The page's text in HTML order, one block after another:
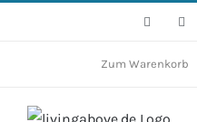
Facebook
Zum Warenkorb